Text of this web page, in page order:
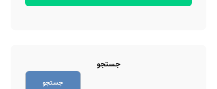
جستجو
جستجو